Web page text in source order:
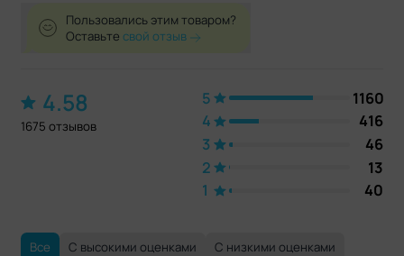
Пользовались этим товаром?
Оставьтесвой отзыв
4.58
1675 отзывов
5
1160
4
416
3
46
2
13
1
40
Все С высокими оценками С низкими оценками